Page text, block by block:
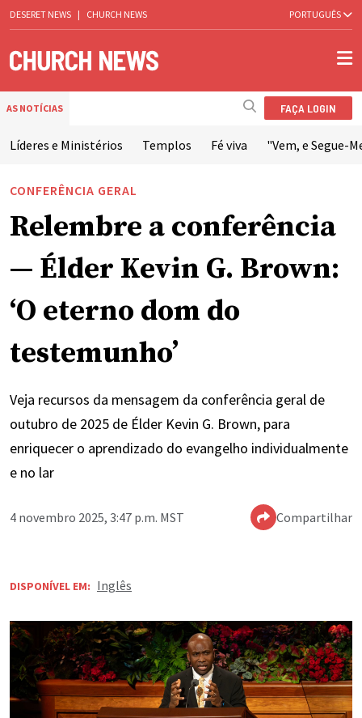
DESERET NEWS | CHURCH NEWS PORTUGUÊS
AS NOTÍCIAS FAÇA LOGIN
Líderes e Ministérios Templos Fé viva "Vem, e Segue-
CONFERÊNCIA GERAL
Relembre a conferência
— Élder Kevin G. Brown:
‘O eterno dom do
testemunho’
Veja recursos da mensagem da conferência geral de
outubro de 2025 de Élder Kevin G. Brown, para
enriquecer o aprendizado do evangelho individualmente
e no lar
4 novembro 2025, 3:47 p.m. MST Compartilhar
DISPONÍVEL EM: Inglês